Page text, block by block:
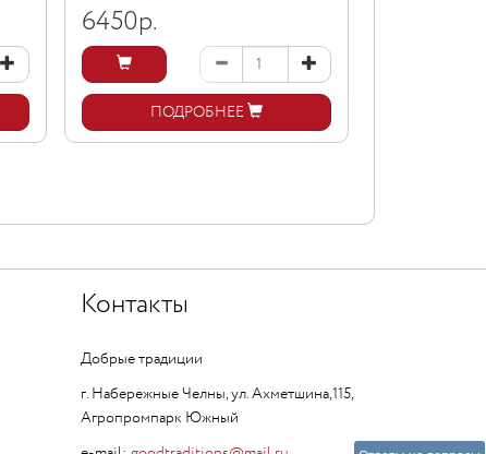
6450р.
ПОДРОБНЕЕ
Контакты
Добрые традиции
г. Набережные Челны, ул. Ахметшина,115,
Агропромпарк Южный